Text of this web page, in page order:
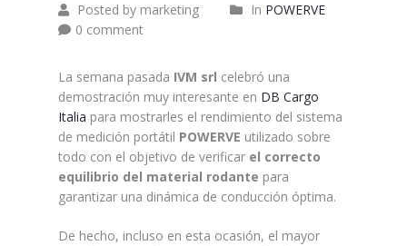
Posted by marketing In POWERVE
0 comment
La semana pasada IVM srl celebró una
demostración muy interesante en DB Cargo
Italia para mostrarles el rendimiento del sistema
de medición portátil POWERVE utilizado sobre
todo con el objetivo de verificar el correcto
equilibrio del material rodante para
garantizar una dinámica de conducción óptima.
De hecho, incluso en esta ocasión, el mayor